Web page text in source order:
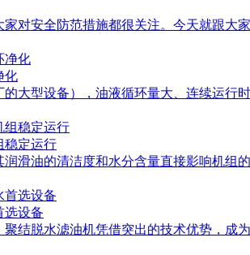
对安全防范措施都很关注。今天就跟大
化
大型设备），油液循环量大、连续运行
稳定运行
滑油的清洁度和水分含量直接影响机
选设备
结脱水滤油机凭借突出的技术优势，